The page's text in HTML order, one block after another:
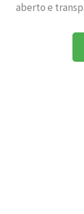
aberto e